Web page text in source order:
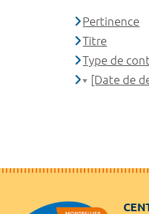
Pertinence
Titre
Type de
[Date de